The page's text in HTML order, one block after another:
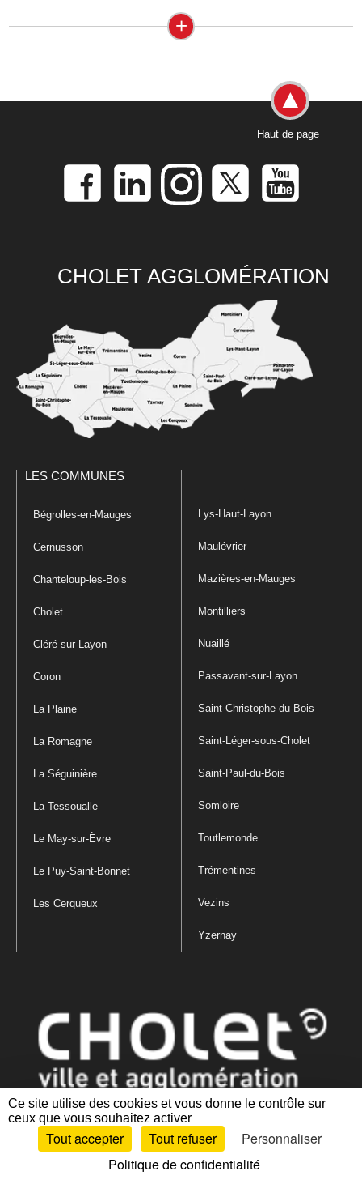
Ce site utilise des cookies et vous donne le contrôle sur
ceux que vous souhaitez activer
Tout accepter Tout refuser
Personnaliser
Politique de confidentialité
+
Haut de page
CHOLET AGGLOMÉRATION
LES COMMUNES
Bégrolles-en-Mauges
Cernusson
Chanteloup-les-Bois
Cholet
Cléré-sur-Layon
Coron
La Plaine
La Romagne
La Séguinière
La Tessoualle
Le May-sur-Èvre
Le Puy-Saint-Bonnet
Les Cerqueux
Lys-Haut-Layon
Maulévrier
Mazières-en-Mauges
Montilliers
Nuaillé
Passavant-sur-Layon
Saint-Christophe-du-Bois
Saint-Léger-sous-Cholet
Saint-Paul-du-Bois
Somloire
Toutlemonde
Trémentines
Vezins
Yzernay
Mentions légales|Politique de confidentialité
des cookies |Plan du site Accessibilité : partiellement conforme